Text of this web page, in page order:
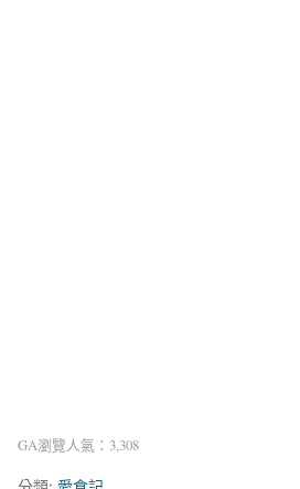
GA瀏覽人氣：3,308